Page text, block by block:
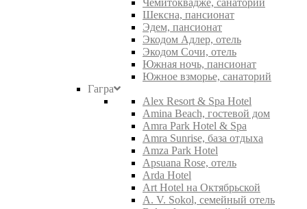
Чемитоквадже, санаторий
Шексна, пансионат
Эдем, пансионат
Экодом Адлер, отель
Экодом Сочи, отель
Южная ночь, пансионат
Южное взморье, санаторий
Гагра
Alex Resort & Spa Hotel
Amina Beach, гостевой дом
Amra Park Hotel & Spa
Amra Sunrise, база отдыха
Amza Park Hotel
Apsuana Rose, отель
Arda Hotel
Art Hotel на Октябрьской
A. V. Sokol, семейный отель